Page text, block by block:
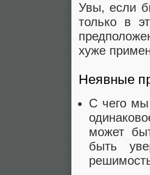
Увы, если
только в
хуже
Неявные
С чего мы
может
быть